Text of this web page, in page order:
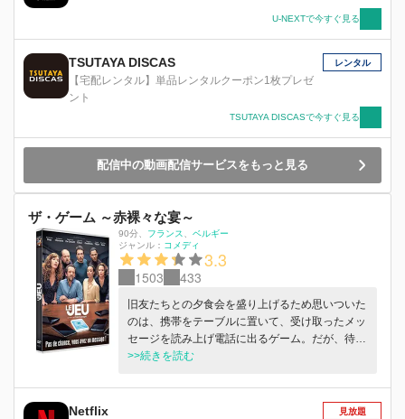
めあい、お酒も会話も弾んでいく。そして自分た
ちの間には隠し事がないことを証明するため、
「今からスマートフォンに届く電話やメールを全
員に公開しよう」と皆のスマホロックを解除する
ことに...。次々と届く着信やメール。他人に知ら
れたくない“大人のウラ事情”が露わになり、楽し
いはずのパーティーは想像を絶する修羅場と化し
ていく──!!
U-NEXTで今すぐ見る
TSUTAYA DISCAS
【宅配レンタル】単品レンタルクーポン1枚プレゼ
ント
レンタル
TSUTAYA DISCASで今すぐ見る
配信中の動画配信サービスをもっと見る
ザ・ゲーム ～赤裸々な宴～
90分 フランス
ベルギー
ジャンル： コメディ
3.3
1503 433
旧友たちとの夕食会を盛り上げるため思いついた
のは、携帯をテーブルに置いて、受け取ったメッ
セージを読み上げ電話に出るゲーム。だが、待っ
ていたのは悲惨な結果。
>>続きを読む
Netflix 見放題